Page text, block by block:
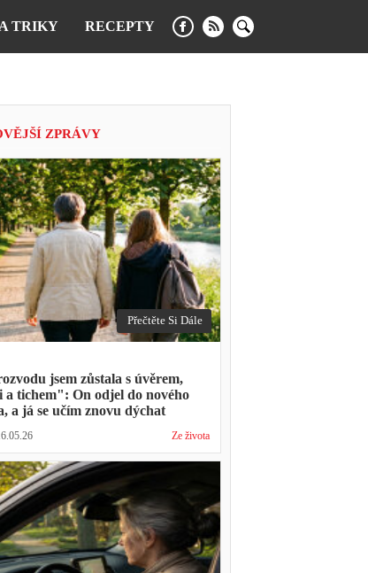
TRIKY RECEPTY
ZPRÁVY
Přečtěte Si Dále
jsem zůstala s úvěrem,
a tichem": On odjel do nového
a já se učím znovu dýchat
Ze života